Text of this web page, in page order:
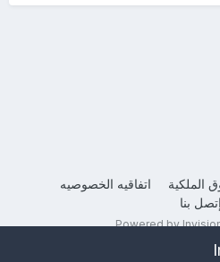
الملكية
اتفاقيه الخصوصيه
إتصل بنا
Powered by